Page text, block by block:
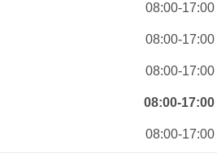
08:00-17:00
08:00-17:00
08:00-17:00
08:00-17:00
08:00-17:00